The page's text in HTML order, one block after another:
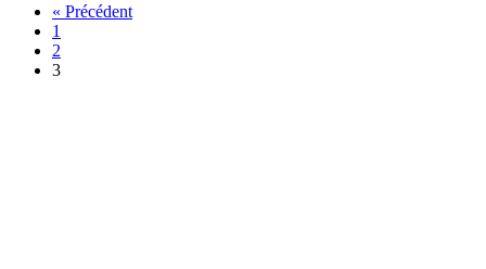
« Précédent
1
2
3